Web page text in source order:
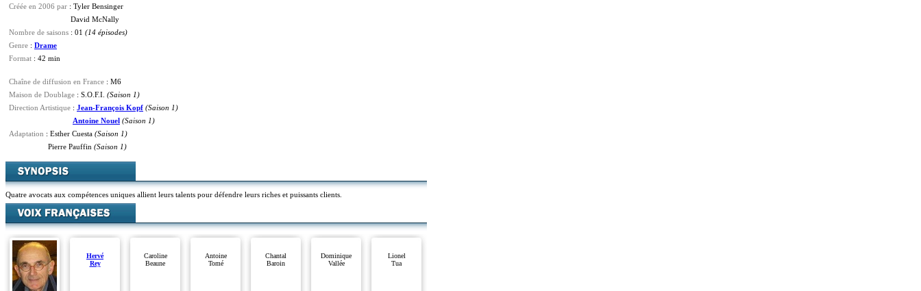
Créée en 2006 par : Tyler Bensinger
David McNally
Nombre de saisons : 01 (14 épisodes)
Genre : Drame
Format : 42 min
Chaîne de diffusion en France : M6
Maison de Doublage : S.O.F.I. (Saison 1)
Direction Artistique : Jean-François Kopf (Saison 1)
Antoine Nouel (Saison 1)
Adaptation : Esther Cuesta (Saison 1)
Pierre Pauffin (Saison 1)
Quatre avocats aux compétences uniques allient leurs talents pour défendre leurs riches et puissants clients.
Hervé
Rey
Caroline
Beaune
Antoine
Tomé
Chantal
Baroin
Dominique
Vallée
Lionel
Tua